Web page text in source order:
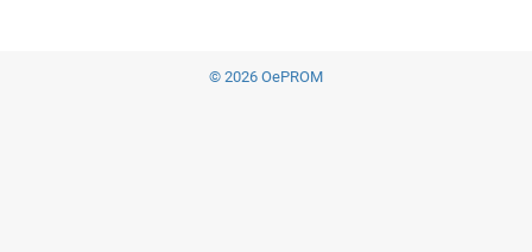
© 2026 OePROM